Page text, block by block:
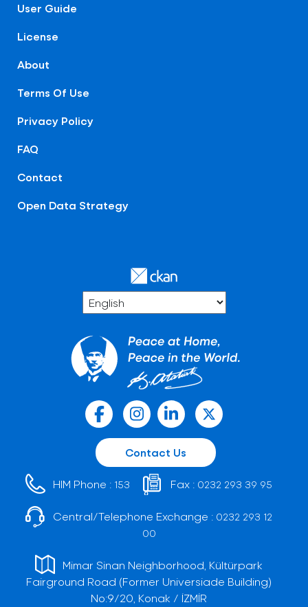
User Guide
License
About
Terms Of Use
Privacy Policy
FAQ
Contact
Open Data Strategy
Contact Us
HIM Phone : 153 Fax : 0232 293 39 95
Central/Telephone Exchange : 0232 293 12
00
Mimar Sinan Neighborhood, Kültürpark
Fairground Road (Former Universiade Building)
No:9/20, Konak / İZMİR